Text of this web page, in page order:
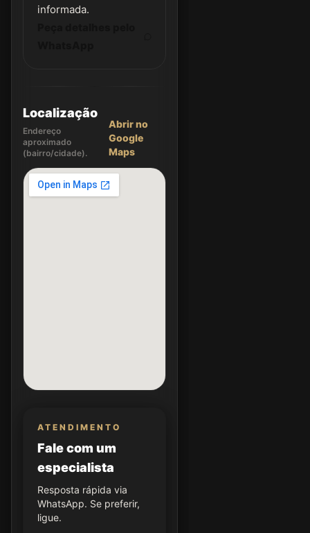
informada.
Localização
Endereço
aproximado
(bairro/cidade).
Abrir no
Google
Maps
ATENDIMENTO
Fale com um
especialista
Resposta rápida via
WhatsApp. Se preferir,
ligue.